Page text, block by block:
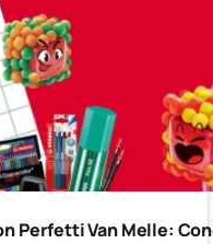
Perfetti Van Melle: